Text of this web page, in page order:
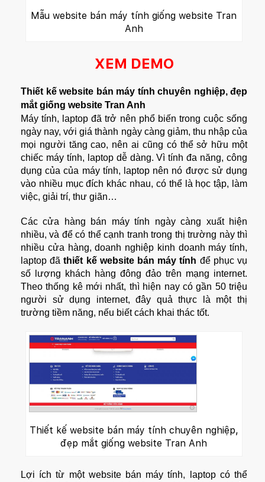
Mẫu website bán máy tính giống website Tran
Anh
XEM DEMO
Thiết kế website bán máy tính chuyên nghiệp, đẹp
mắt giống website Tran Anh
Máy tính, laptop đã trở nên phổ biến trong cuộc sống
ngày nay, với giá thành ngày càng giảm, thu nhập của
mọi người tăng cao, nên ai cũng có thể sở hữu một
chiếc máy tính, laptop dễ dàng. Vì tính đa năng, công
dụng của của máy tính, laptop nên nó được sử dụng
vào nhiều mục đích khác nhau, có thể là học tập, làm
việc, giải trí, thư giãn…
Các cửa hàng bán máy tính ngày càng xuất hiện
nhiều, và để có thể cạnh tranh trong thị trường này thì
nhiều cửa hàng, doanh nghiệp kinh doanh máy tính,
laptop đãthiết kế website bán máy tính để phục vụ
số lượng khách hàng đông đảo trên mạng internet.
Theo thống kê mới nhất, thì hiện nay có gần 50 triệu
người sử dụng internet, đây quả thực là một thị
trường tiềm năng, nếu biết cách khai thác tốt.
Thiết kế website bán máy tính chuyên nghiệp,
đẹp mắt giống website Tran Anh
Lợi ích từ một website bán máy tính, laptop có thể